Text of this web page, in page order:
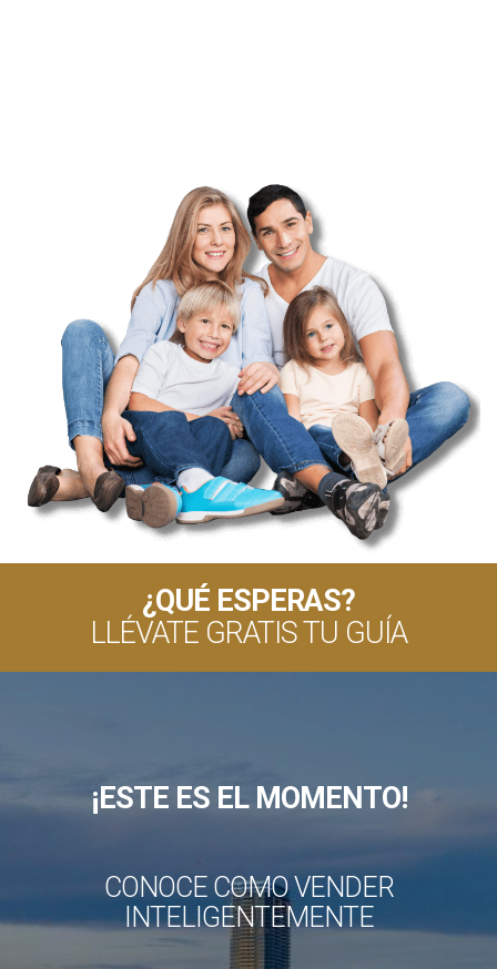
¿QUÉ ESPERAS?
LLÉVATE GRATIS TU GUÍA
¡ESTE ES EL MOMENTO!
CONOCE COMO VENDER
INTELIGENTEMENTE